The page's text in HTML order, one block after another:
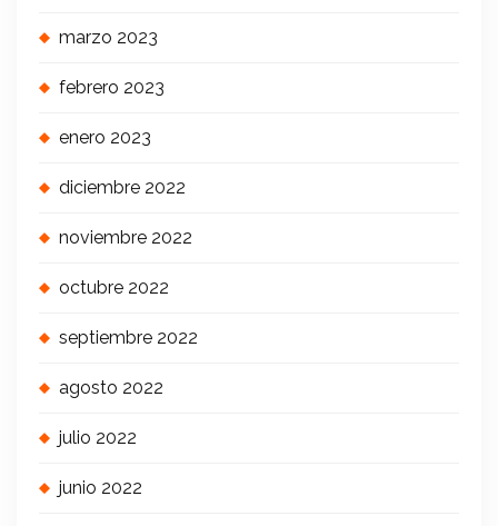
marzo 2023
febrero 2023
enero 2023
diciembre 2022
noviembre 2022
octubre 2022
septiembre 2022
agosto 2022
julio 2022
junio 2022